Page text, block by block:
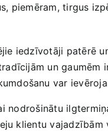
piemēram, tirgus
iedzīvotāji patērē
un gaumēm
var
nodrošinātu
klientu